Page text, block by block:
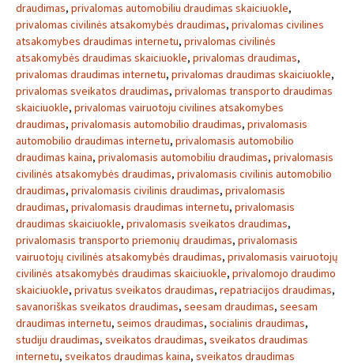
draudimas, privalomas automobiliu draudimas skaiciuokle,
privalomas civilinės atsakomybės draudimas, privalomas civilines
atsakomybes draudimas internetu, privalomas civilinės
atsakomybės draudimas skaiciuokle, privalomas draudimas,
privalomas draudimas internetu, privalomas draudimas skaiciuokle,
privalomas sveikatos draudimas, privalomas transporto draudimas
skaiciuokle, privalomas vairuotoju civilines atsakomybes
draudimas, privalomasis automobilio draudimas, privalomasis
automobilio draudimas internetu, privalomasis automobilio
draudimas kaina, privalomasis automobiliu draudimas, privalomasis
civilinės atsakomybės draudimas, privalomasis civilinis automobilio
draudimas, privalomasis civilinis draudimas, privalomasis
draudimas, privalomasis draudimas internetu, privalomasis
draudimas skaiciuokle, privalomasis sveikatos draudimas,
privalomasis transporto priemonių draudimas, privalomasis
vairuotojų civilinės atsakomybės draudimas, privalomasis vairuotojų
civilinės atsakomybės draudimas skaiciuokle, privalomojo draudimo
skaiciuokle, privatus sveikatos draudimas, repatriacijos draudimas,
savanoriškas sveikatos draudimas, seesam draudimas, seesam
draudimas internetu, seimos draudimas, socialinis draudimas,
studiju draudimas, sveikatos draudimas, sveikatos draudimas
internetu, sveikatos draudimas kaina, sveikatos draudimas